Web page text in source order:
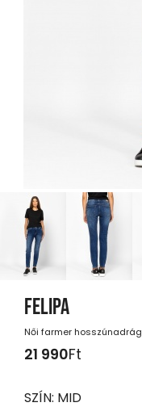
FELIPA
Női farmer hosszúnadrág
21 990Ft
SZÍN: MID